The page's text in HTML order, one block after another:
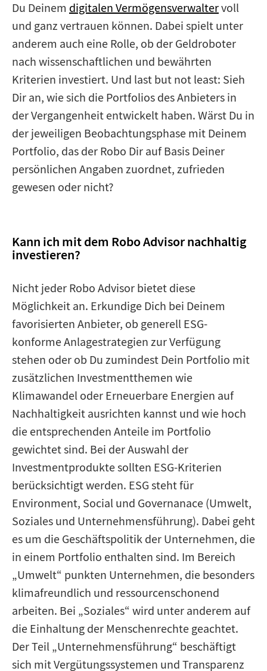
Du Deinem digitalen Vermögensverwaltervoll
und ganz vertrauen können. Dabei spielt unter
anderem auch eine Rolle, ob der Geldroboter
nach wissenschaftlichen und bewährten
Kriterien investiert. Und last but not least: Sieh
Dir an, wie sich die Portfolios des Anbieters in
der Vergangenheit entwickelt haben. Wärst Du in
der jeweiligen Beobachtungsphase mit Deinem
Portfolio, das der Robo Dir auf Basis Deiner
persönlichen Angaben zuordnet, zufrieden
gewesen oder nicht?
Kann ich mit dem Robo Advisor nachhaltig
investieren?
Nicht jeder Robo Advisor bietet diese
Möglichkeit an. Erkundige Dich bei Deinem
favorisierten Anbieter, ob generell ESG-
konforme Anlagestrategien zur Verfügung
stehen oder ob Du zumindest Dein Portfolio mit
zusätzlichen Investmentthemen wie
Klimawandel oder Erneuerbare Energien auf
Nachhaltigkeit ausrichten kannst und wie hoch
die entsprechenden Anteile im Portfolio
gewichtet sind. Bei der Auswahl der
Investmentprodukte sollten ESG-Kriterien
berücksichtigt werden. ESG steht für
Environment, Social und Governanace (Umwelt,
Soziales und Unternehmensführung). Dabei geht
es um die Geschäftspolitik der Unternehmen, die
in einem Portfolio enthalten sind. Im Bereich
„Umwelt“ punkten Unternehmen, die besonders
klimafreundlich und ressourcenschonend
arbeiten. Bei „Soziales“ wird unter anderem auf
die Einhaltung der Menschenrechte geachtet.
Der Teil „Unternehmensführung“ beschäftigt
sich mit Vergütungssystemen und Transparenz